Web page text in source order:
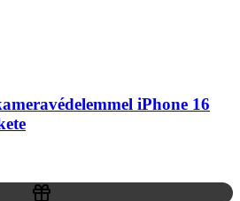
iPhone 16